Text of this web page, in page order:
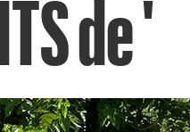
de '